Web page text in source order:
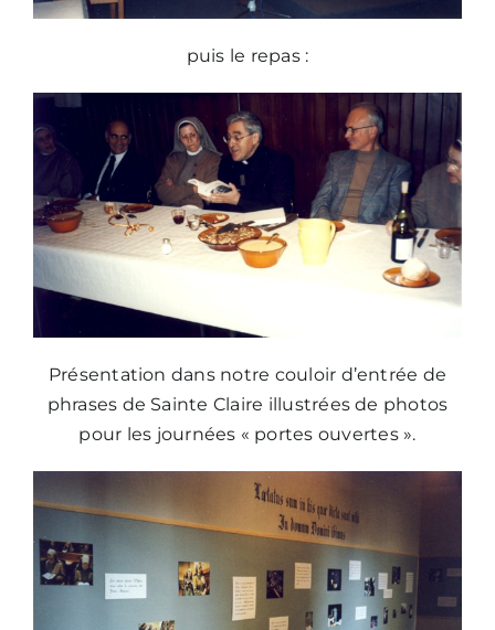
puis le repas :
Présentation dans notre couloir d’entrée de
phrases de Sainte Claire illustrées de photos
pour les journées « portes ouvertes ».